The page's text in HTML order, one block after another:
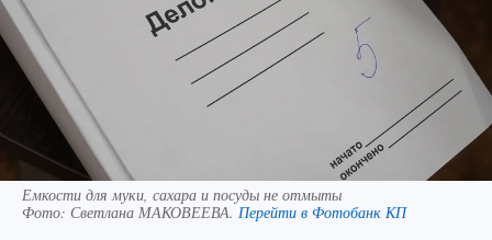
Емкости для муки, сахара и посуды не отмыты
Фото: Светлана МАКОВЕЕВА. Перейти в Фотобанк КП